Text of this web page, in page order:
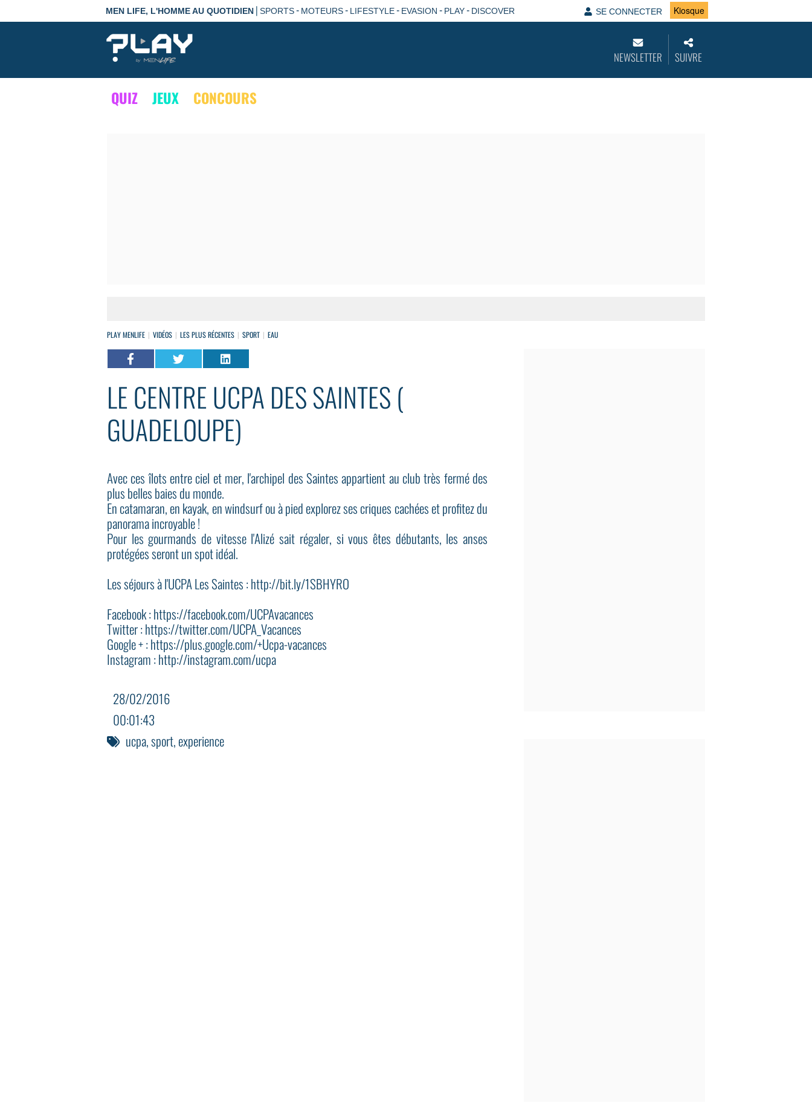
MEN LIFE, L'HOMME AU QUOTIDIEN | SPORTS- MOTEURS- LIFESTYLE- EVASION - PLAY- DISCOVER SE CONNECTER Kiosque
NEWSLETTER SUIVRE
QUIZ JEUX CONCOURS
PLAY MENLIFE VIDÉOS LES PLUS RÉCENTES SPORT EAU
LE CENTRE UCPA DES SAINTES (
GUADELOUPE)
Avec ces îlots entre ciel et mer, l'archipel des Saintes appartient au club très fermé des
plus belles baies du monde.
En catamaran, en kayak, en windsurf ou à pied explorez ses criques cachées et profitez du
panorama incroyable !
Pour les gourmands de vitesse l'Alizé sait régaler, si vous êtes débutants, les anses
protégées seront un spot idéal.
Les séjours à l'UCPA Les Saintes : http://bit.ly/1SBHYRO
Facebook : https://facebook.com/UCPAvacances
Twitter : https://twitter.com/UCPA_Vacances
Google + : https://plus.google.com/+Ucpa-vacances
Instagram : http://instagram.com/ucpa
28/02/2016
00:01:43
ucpa,sport,experience